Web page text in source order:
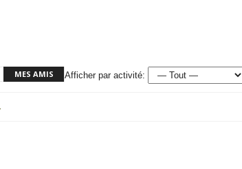
MES AMIS Afficher par activité: